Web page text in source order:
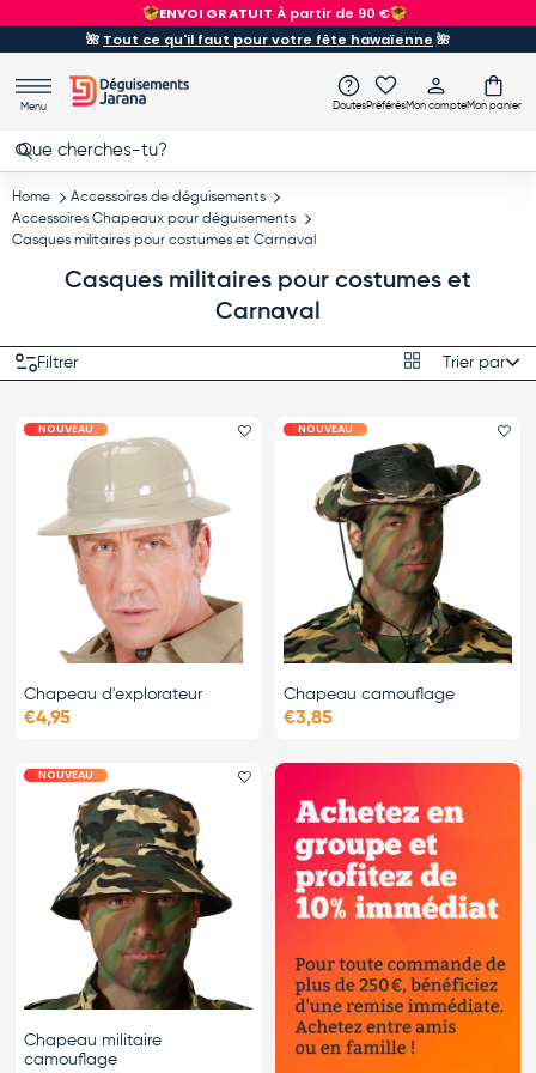
Aller au contenu
ENVOI GRATUIT À partir de 90 €
🌺 Tout ce qu'il faut pour votre fête hawaïenne 🌺
Menu
Recherche
Rechercher
DoutesPréférésMon compteMon panier
Home
Accessoires de déguisements
Accessoires Chapeaux pour déguisements
Casques militaires pour costumes et Carnaval
Casques militaires pour costumes et
Carnaval
Filtrer GrilleTrier par
Trier par
NOUVEAU Ajouter le favori
Chapeau d'explorateur
€4,95
NOUVEAU
Chapeau camouflage
€3,85
NOUVEAU
Chapeau militaire
camouflage